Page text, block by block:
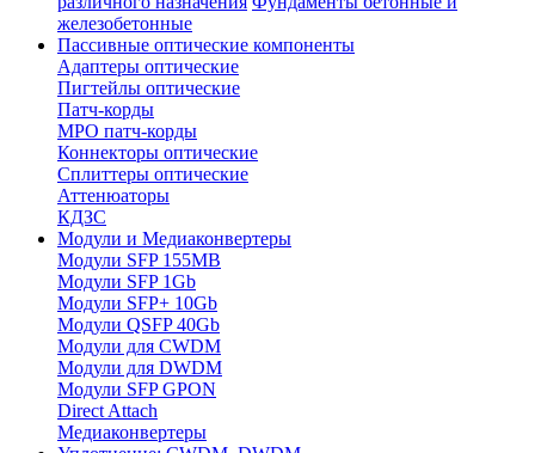
железобетонные
Пассивные оптические компоненты
Адаптеры оптические
Пигтейлы оптические
Патч-корды
MPO патч-корды
Коннекторы оптические
Сплиттеры оптические
Аттенюаторы
КДЗС
Модули и Медиаконвертеры
Модули SFP 155MB
Модули SFP 1Gb
Модули SFP+ 10Gb
Модули QSFP 40Gb
Модули для CWDM
Модули для DWDM
Модули SFP GPON
Direct Attach
Медиаконвертеры